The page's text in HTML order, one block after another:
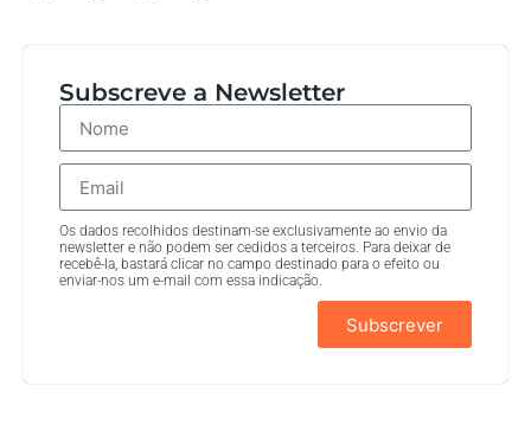
Subscreve a Newsletter
Os dados recolhidos destinam-se exclusivamente ao envio da
newsletter e não podem ser cedidos a terceiros. Para deixar de
recebê-la, bastará clicar no campo destinado para o efeito ou
enviar-nos um e-mail com essa indicação.
Subscrever